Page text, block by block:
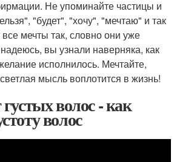
Не упоминайте частицы и
"будет", "хочу", "мечтаю" и так
мечты так, словно они уже
вы узнали наверняка, как
исполнилось. Мечтайте,
мысль воплотится в жизнь!
волос - как
волос